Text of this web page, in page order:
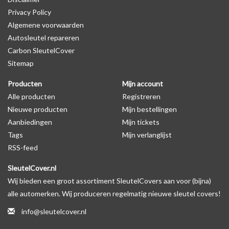
Levering
Voor 16:00 besteld = Dezelfde dag verzonden
Verzending naar België: 1/3 werkdagen
Merk: SleutelCover
Geschikt voor: Ford
Gewicht: 20g
Materiaal: Siliconen
Geschikt voor o.a. de volgende modellen:
* Afhankelijk van het bouwjaar
* Controleer
altijd alsnog eerst uw model sleutel met het
Privacy Policy
Algemene voorwaarden
Autosleutel repareren
Carbon SleutelCover
Sitemap
Producten
Alle producten
Nieuwe producten
Aanbiedingen
Tags
RSS-feed
Mijn account
Registreren
Mijn bestellingen
Mijn tickets
Mijn verlanglijst
SleutelCover.nl
Wij bieden een groot assortiment SleutelCovers aan voor (bijna)
alle automerken. Wij produceren regelmatig nieuwe sleutel covers!
info@sleutelcover.nl